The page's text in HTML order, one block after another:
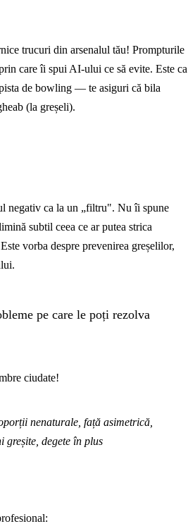
trucuri din arsenalul tău! Prompturile
care îi spui AI-ului ce să evite. Este ca
de bowling — te asiguri că bila
(la greșeli).
negativ ca la un „filtru". Nu îi spune
subtil ceea ce ar putea strica
vorba despre prevenirea greșelilor,
pe care le poți rezolva
ciudate!
nenaturale, față asimetrică,
greșite, degete în plus